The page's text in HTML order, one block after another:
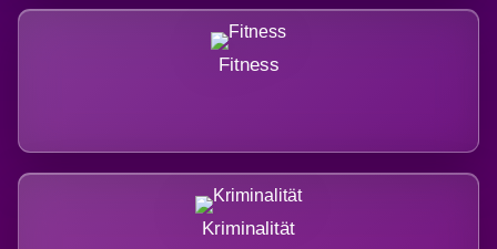
Fitness
Kriminalität